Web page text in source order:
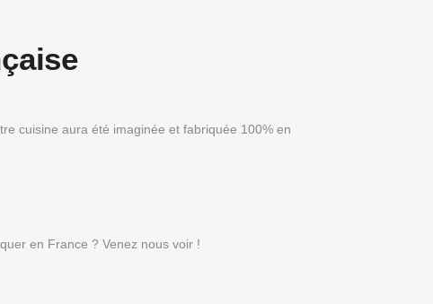
cuisine aura été imaginée et fabriquée 100% en
en France ? Venez nous voir !